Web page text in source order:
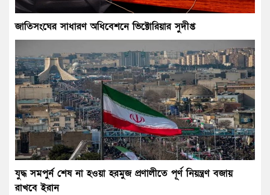
জাতিসংঘের সাধারণ অধিবেশনে ভিক্টোরিয়ার সুদীপ্ত
যুদ্ধ সমপুর্ন শেষ না হওয়া হরমুজ প্রণালীতে পূর্ণ নিয়ন্ত্রণ বজায়
রাখবে ইরান